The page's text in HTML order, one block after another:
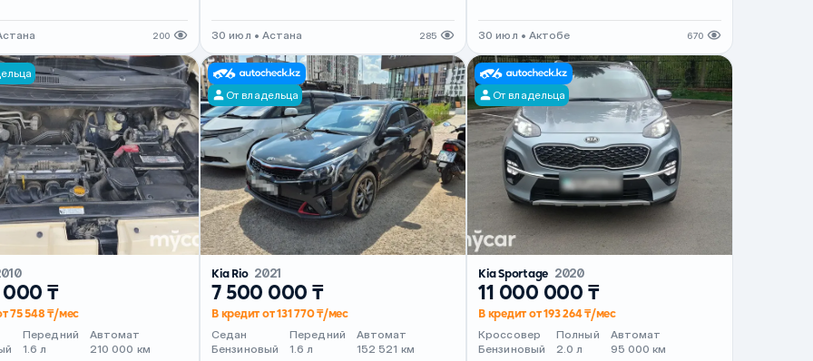
200 30 июл • Астана 285 30 июл • Актобе 670
₸
75 548 ₸/мес
Передний
1.6 л
Автомат
210 000 км
От владельца
Kia Rio 2021
7 500 000 ₸
В кредит от 131 770 ₸/мес
Седан
Бензиновый
Передний
1.6 л
Автомат
152 521 км
От владельца
Kia Sportage 2020
11 000 000 ₸
В кредит от 193 264 ₸/мес
Кроссовер
Бензиновый
Полный
2.0 л
Автомат
95 000 км